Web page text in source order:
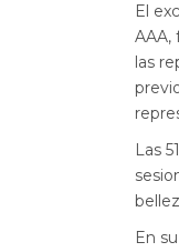
El
AAA,
las
Las
En